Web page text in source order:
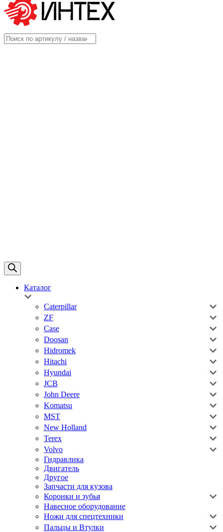
Каталог
Caterpillar
ZF
Case
Doosan
Hidromek
Hitachi
Hyundai
JCB
John Deere
Komatsu
MST
New Holland
Terex
Volvo
Гидравлика
Двигатель
Другое
Запчасти для кузова
Коронки и зубья
Навесное оборудование
Ножи для спецтехники
Пальцы и Втулки